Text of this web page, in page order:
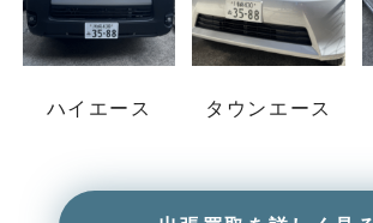
ハイエース タウンエース